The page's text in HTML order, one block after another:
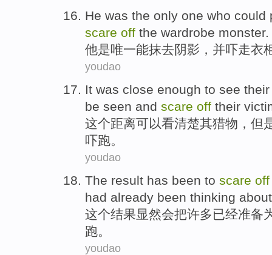
He was the only one who could
scare off the wardrobe monster.
他是唯一能抹去阴影 ， 并吓走衣
youdao
It was close enough to see their
be seen and scare off their
这个距离可以看清楚其猎物 ， 但
吓跑。
youdao
The result has been to scare off
had already been thinking
这个结果显然会把许多已经准备
跑。
youdao